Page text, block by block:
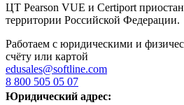
ЦТ Pearson VUE и Certiport
территории Российской Федерации.
Работаем с юридическими и
счёту или картой
edusales@softline.com
8 800 505 05 07
Юридический адрес: